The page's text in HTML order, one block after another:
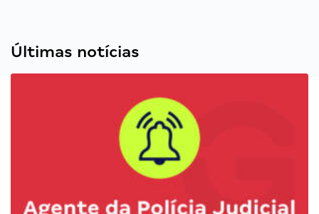
Últimas notícias